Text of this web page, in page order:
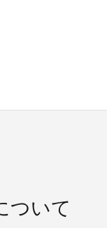
ついて